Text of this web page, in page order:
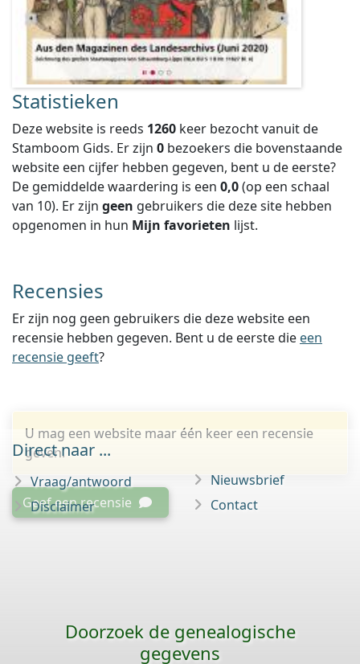
Statistieken
Deze website is reeds 1260 keer bezocht vanuit de
Stamboom Gids. Er zijn 0 bezoekers die bovenstaande
website een cijfer hebben gegeven, bent u de eerste?
De gemiddelde waardering is een 0,0(op een schaal
van 10). Er zijn geen gebruikers die deze site hebben
opgenomen in hun Mijn favorieten lijst.
Recensies
Er zijn nog geen gebruikers die deze website een
recensie hebben gegeven. Bent u de eerste die een
recensie geeft?
U mag een website maar één keer een recensie
geven.
Geef een recensie
Direct naar ...
Vraag/antwoord
Disclaimer
Nieuwsbrief
Contact
Doorzoek de genealogische
gegevens